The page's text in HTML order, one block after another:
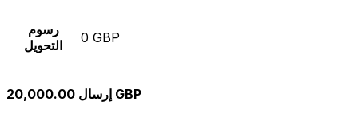
رسوم
التحويل
0 GBP
إرسال 20,000.00 GBP